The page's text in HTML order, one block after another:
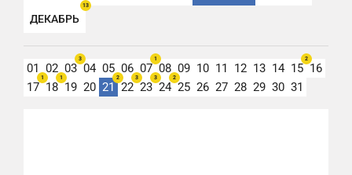
ДЕКАБРЬ
13
01 02 03
3
04 05 06 07
1
08 09 10 11 12 13 14 15
2
16
17
1
18
1
19 20 21
2
22
3
23
3
24
2
25 26 27 28 29 30 31